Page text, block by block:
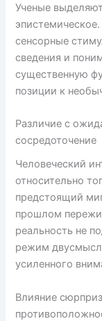
Ученые
сенсорные
сведения и
существенную
позиции к
Различие с
сосредоточение
Человеческий
относительно
предстоящий
прошлом
реальность не
режим
усиленного
Влияние